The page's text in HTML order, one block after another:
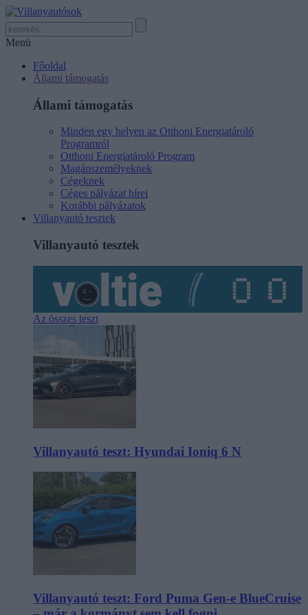
Menü
Főoldal
Állami támogatás
Állami támogatás
Minden egy helyen az Otthoni Energiatároló
Programról
Otthoni Energiatároló Program
Magánszemélyeknek
Cégeknek
Céges pályázat hírei
Korábbi pályázatok
Villanyautó tesztek
Villanyautó tesztek
Az összes teszt
Villanyautó teszt: Hyundai Ioniq 6 N
Villanyautó teszt: Ford Puma Gen-e BlueCruise